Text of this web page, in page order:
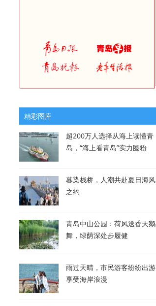
精彩图库
超200万人选择从海上读懂青
岛，“海上看青岛”实力圈粉
暮染栈桥，人潮共赴夏日海风
之约
青岛中山公园：荷风送香天鹅
舞，绿荫深处步履健
雨过天晴，市民游客纷纷出游
享受海岸浪漫